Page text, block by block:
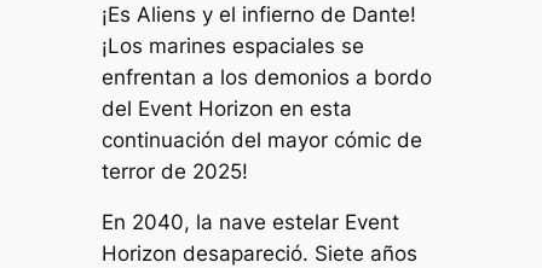
¡Es Aliens y el infierno de Dante!
¡Los marines espaciales se
enfrentan a los demonios a bordo
del Event Horizon en esta
continuación del mayor cómic de
terror de 2025!
En 2040, la nave estelar Event
Horizon desapareció. Siete años